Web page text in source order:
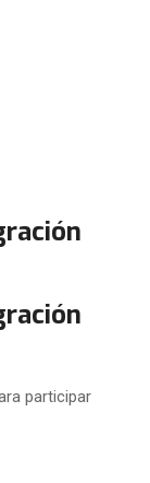
participar